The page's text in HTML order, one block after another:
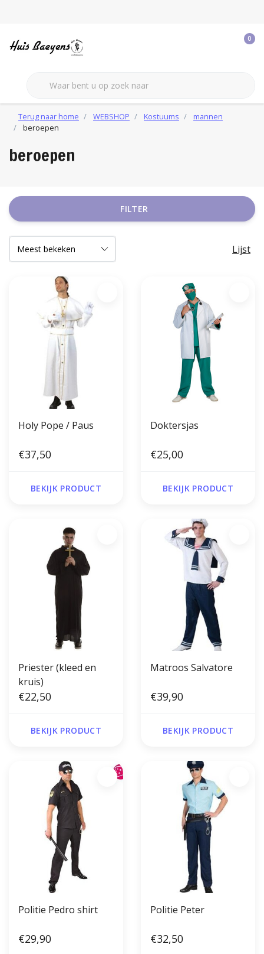
0
Terug naar home WEBSHOP Kostuums
mannen
beroepen
beroepen
FILTER
Lijst
Holy Pope / Paus
€37,50
BEKIJK PRODUCT
Doktersjas
€25,00
BEKIJK PRODUCT
Priester (kleed en
kruis)
€22,50
BEKIJK PRODUCT
Matroos Salvatore
€39,90
BEKIJK PRODUCT
Politie Pedro shirt
€29,90
Politie Peter
€32,50